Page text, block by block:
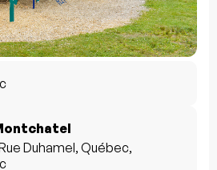
Duhamel, Québec,